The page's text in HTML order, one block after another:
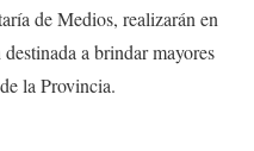
de Medios, realizarán en
a brindar mayores
la Provincia.